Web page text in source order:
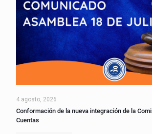
4 agosto, 2026
Conformación de la nueva integración de la
Cuentas